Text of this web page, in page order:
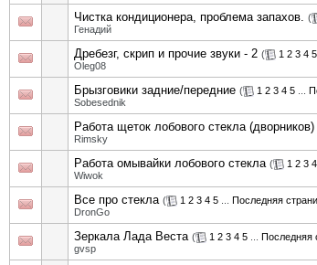
Чистка кондиционера, проблема запахов. (
Генадий
Дребезг, скрип и прочие звуки - 2 ( 1 2 3 4 5
Oleg08
Брызговики задние/передние ( 1 2 3 4 5
Sobesednik
Работа щеток лобового стекла
Rimsky
Работа омывайки лобового стекла ( 1 2 3 4
Wiwok
Все про стекла ( 1 2 3 4 5 Последняя
DronGo
Зеркала Лада Веста ( 1 2 3 4 5 Последняя
gvsp